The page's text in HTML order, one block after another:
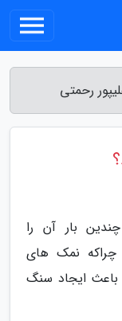
رحمتی
بار آن را
چراکه نمک های
ایجاد سنگ